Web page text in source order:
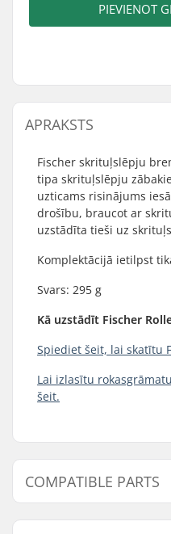
PIEVIENOT
APRAKSTS
Fischer skrituļslēpju
tipa skrituļslēpju
uzticams risinājums
drošību, braucot ar
uzstādīta tieši uz
Komplektācijā ietilpst
Svars: 295 g
Kā uzstādīt Fischer
Spiediet šeit, lai skatītu
Lai izlasītu
šeit.
COMPATIBLE PARTS
Find products